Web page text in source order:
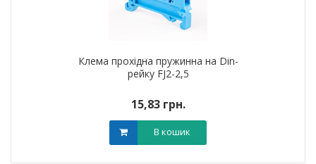
Клема прохідна пружинна на Din-
рейку FJ2-2,5
15,83 грн.
В кошик